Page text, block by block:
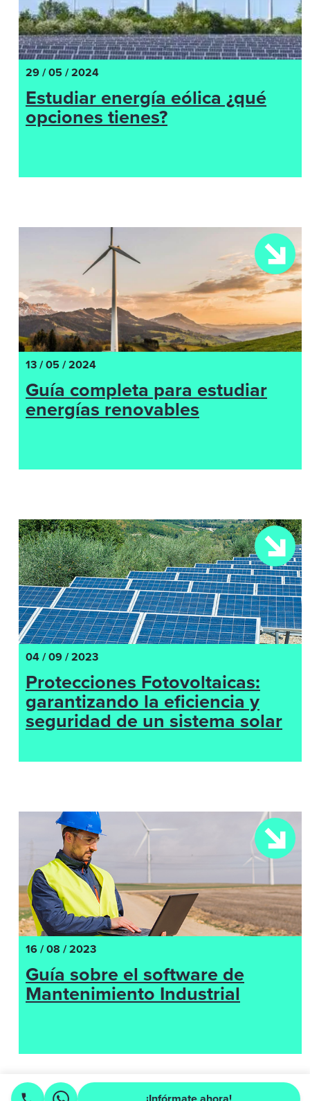
29 / 05 / 2024
Estudiar energía eólica ¿qué
opciones tienes?
13 / 05 / 2024
Guía completa para estudiar
energías renovables
04 / 09 / 2023
Protecciones Fotovoltaicas:
garantizando la eficiencia y
seguridad de un sistema solar
16 / 08 / 2023
Guía sobre el software de
Mantenimiento Industrial